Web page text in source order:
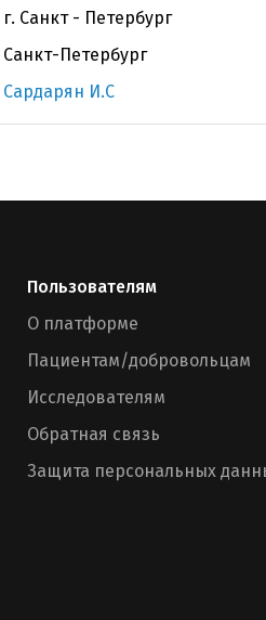
г. Санкт - Петербург
Санкт-Петербург
Сардарян И.С
Пользователям
О платформе
Пациентам/добровольцам
Исследователям
Обратная связь
Защита персональных